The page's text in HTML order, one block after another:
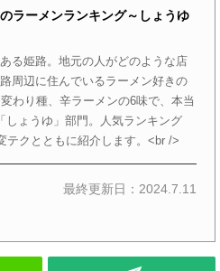
ラーメンランキング～しょうゆ
る姫路。地元の人がどのような店
周辺に住んでいるラーメン好きの
わり種、辛ラーメンの6味で、本当
しょうゆ」部門。人気ランキング
テクとともに紹介します。<br />
最終更新日：2024.7.11